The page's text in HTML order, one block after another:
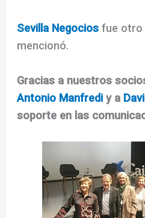
Sevilla Negocios fue otro
mencionó.
Gracias a nuestros
Antonio Manfredi y a
soporte en las